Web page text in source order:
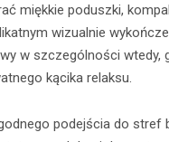
miękkie poduszki,
wizualnie
w szczególności wtedy,
kącika relaksu.
podejścia do stref